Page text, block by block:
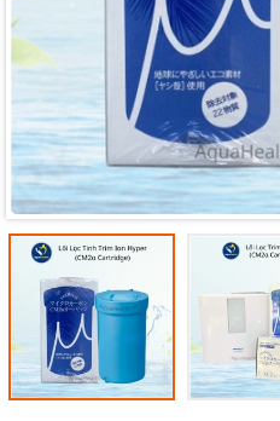
Mã giảm giá:
Ngày hết hạn:
Điều kiện: